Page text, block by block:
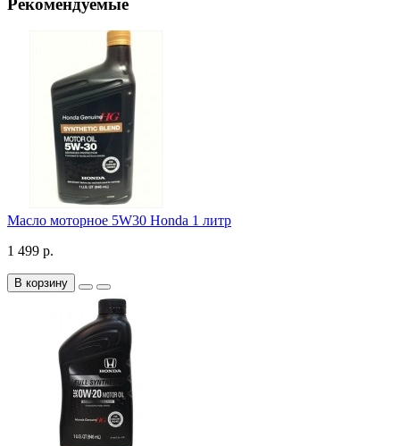
Рекомендуемые
Масло моторное 5W30 Honda 1 литр
1 499 р.
В корзину